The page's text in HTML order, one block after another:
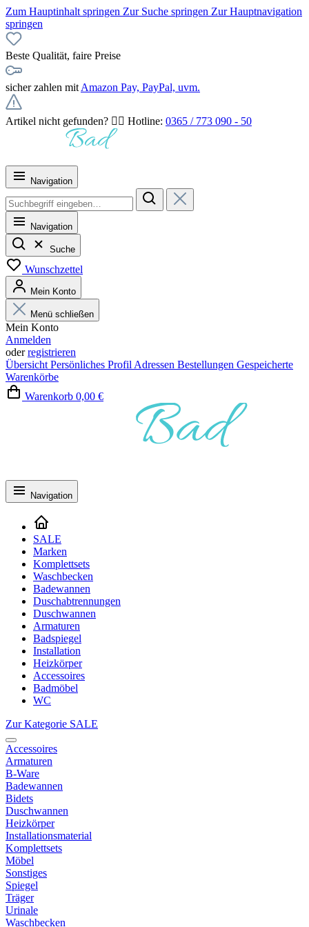
Zum Hauptinhalt springen Zur Suche springen Zur Hauptnavigation
springen
Beste Qualität, faire Preise
sicher zahlen mit Amazon Pay, PayPal, uvm.
Artikel nicht gefunden? 👉🏻 Hotline: 0365 / 773 090 - 50
Navigation
Navigation
Suche
Wunschzettel
Mein Konto
Menü schließen
Mein Konto
Anmelden
oderregistrieren
Übersicht Persönliches Profil Adressen Bestellungen Gespeicherte
Warenkörbe
Warenkorb 0,00 €
Navigation
SALE
Marken
Komplettsets
Waschbecken
Badewannen
Duschabtrennungen
Duschwannen
Armaturen
Badspiegel
Installation
Heizkörper
Accessoires
Badmöbel
WC
Zur Kategorie SALE
Accessoires
Armaturen
B-Ware
Badewannen
Bidets
Duschwannen
Heizkörper
Installationsmaterial
Komplettsets
Möbel
Sonstiges
Spiegel
Träger
Urinale
Waschbecken